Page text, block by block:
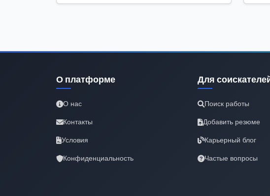
О платформе
О нас
Контакты
Условия
Конфиденциальность
Для
Поиск работы
Добавить резюме
Карьерный блог
Частые вопросы